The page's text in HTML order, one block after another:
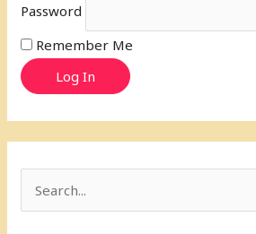
Password
Remember Me
Log In